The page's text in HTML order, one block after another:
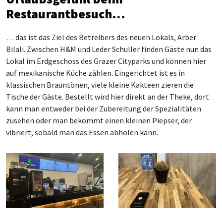
Restaurantbesuch…
… das ist das Ziel des Betreibers des neuen Lokals, Arber
Bilali. Zwischen H&M und Leder Schuller finden Gäste nun das
Lokal im Erdgeschoss des Grazer Cityparks und können hier
auf mexikanische Küche zählen. Eingerichtet ist es in
klassischen Brauntönen, viele kleine Kakteen zieren die
Tische der Gäste. Bestellt wird hier direkt an der Theke, dort
kann man entweder bei der Zubereitung der Spezialitäten
zusehen oder man bekommt einen kleinen Piepser, der
vibriert, sobald man das Essen abholen kann.